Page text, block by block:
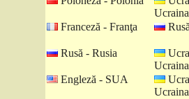
Ucraina
Franceză - Franţa
Rusă - Rusia
Ucraina
Engleză - SUA
Ucraina